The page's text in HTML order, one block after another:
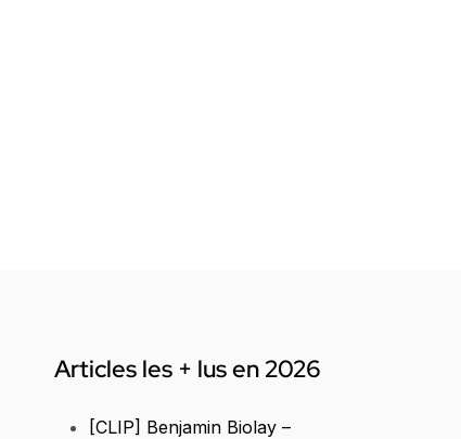
Articles les + lus en 2026
[CLIP] Benjamin Biolay –